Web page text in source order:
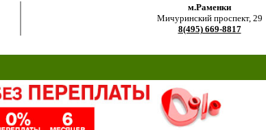
м.Раменки
Мичуринский проспект, 29
8(495) 669-8817